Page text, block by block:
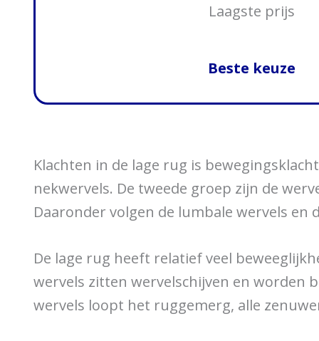
Laagste prijs
Beste keuze
Klachten in de lage rug is
nekwervels. De tweede groep zijn de
Daaronder volgen de lumbale wervels en
De lage rug heeft relatief veel
wervels zitten wervelschijven en worden
wervels loopt het ruggemerg, alle